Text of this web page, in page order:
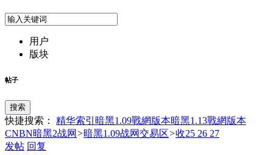
用户
版块
帖子
搜索
快捷搜索： 精华索引 暗黑1.09戰網版本暗黑1.13戰網版本
CNBN暗黑2战网 >暗黑1.09战网交易区>收25 26 27
发帖 回复